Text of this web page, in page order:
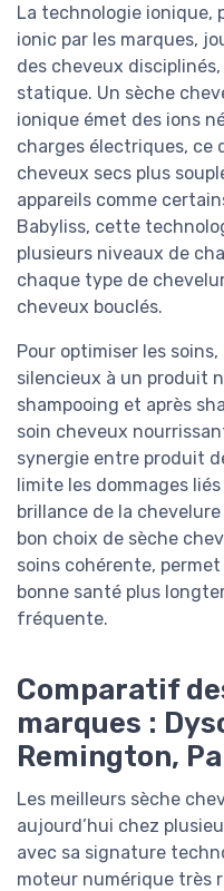
La technologie ionique,
ionic par les marques,
des cheveux
statique. Un sèche
ionique émet des ions
charges électriques, ce
cheveux secs plus
appareils comme
Babyliss, cette
plusieurs niveaux de
chaque type de
cheveux bouclés.
Pour optimiser les
silencieux à un produit
shampooing et après
soin cheveux
synergie entre produit
limite les dommages
brillance de la
bon choix de sèche
soins cohérente,
bonne santé plus
fréquente.
Comparatif
marques :
Remington,
Les meilleurs sèche
aujourd’hui chez
avec sa signature
moteur numérique très